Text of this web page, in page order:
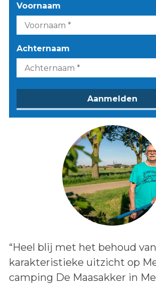
Voornaam
Achternaam
Lees het bericht:
“Heel blij met het behoud
karakteristieke uitzicht op
camping De Maasakker in